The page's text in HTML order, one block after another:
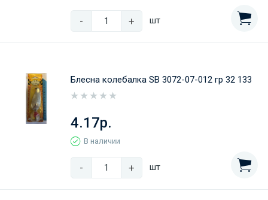
- + шт
Блесна колебалка SB 3072-07-012 гр 32 133
4.17р.
В наличии
- + шт